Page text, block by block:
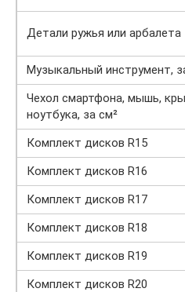
Детали ружья или арбалета
Музыкальный инструмент,
Чехол смартфона, мышь,
ноутбука, за см²
Комплект дисков R15
Комплект дисков R16
Комплект дисков R17
Комплект дисков R18
Комплект дисков R19
Комплект дисков R20